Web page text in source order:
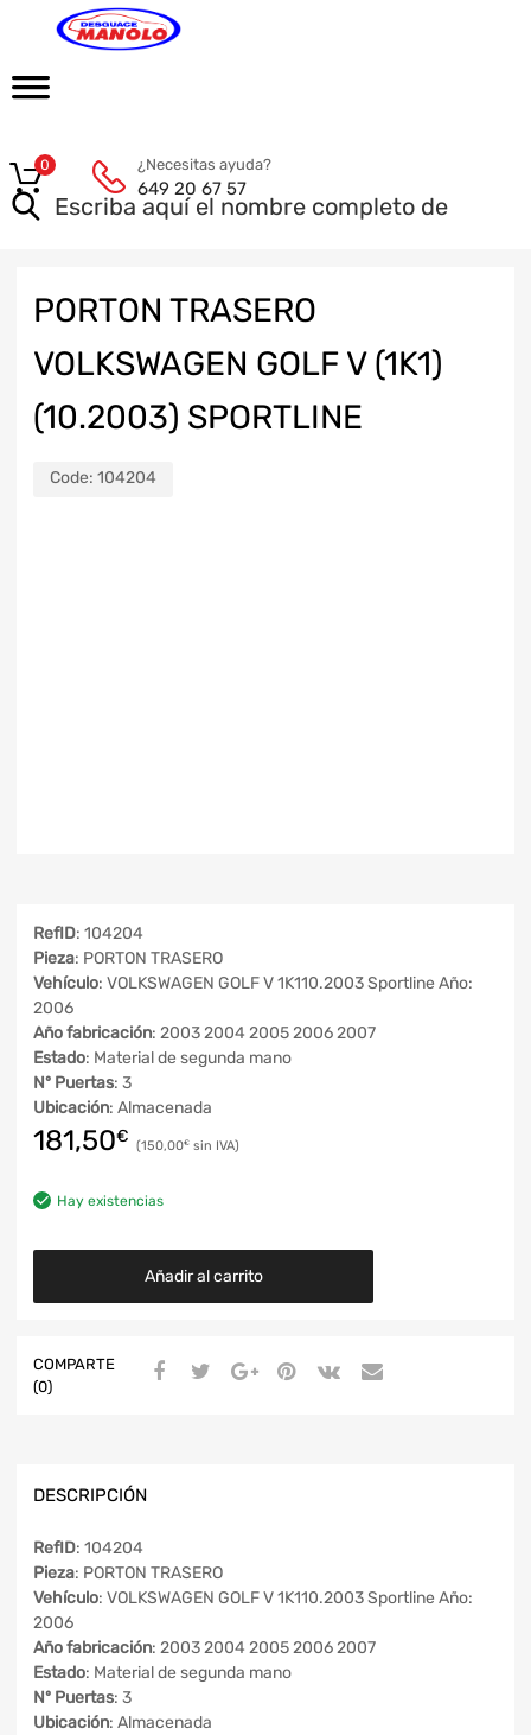
¿Necesitas ayuda?
649 20 67 57
0
PORTON TRASERO
VOLKSWAGEN GOLF V (1K1)
(10.2003) SPORTLINE
Code: 104204
RefID: 104204
Pieza: PORTON TRASERO
Vehículo: VOLKSWAGEN GOLF V 1K110.2003 Sportline Año:
2006
Año fabricación: 2003 2004 2005 2006 2007
Estado: Material de segunda mano
Nº Puertas: 3
Ubicación: Almacenada
181,50€ 150,00€
Hay existencias
Añadir al carrito
COMPARTE
(0)
DESCRIPCIÓN
RefID: 104204
Pieza: PORTON TRASERO
Vehículo: VOLKSWAGEN GOLF V 1K110.2003 Sportline Año:
2006
Año fabricación: 2003 2004 2005 2006 2007
Estado: Material de segunda mano
Nº Puertas: 3
Ubicación: Almacenada